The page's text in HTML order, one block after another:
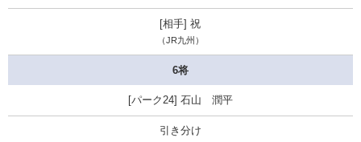
祝
（JR九州）
6将
石山 潤平
引き分け